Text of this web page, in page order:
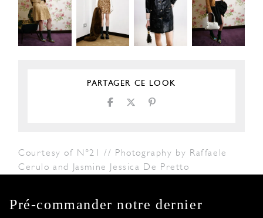
PARTAGER CE LOOK
Courtesy of N°21 // Photography by Raffaele
Cerulo and Jasmine Jessica De Pretto
Pré-commander notre dernier